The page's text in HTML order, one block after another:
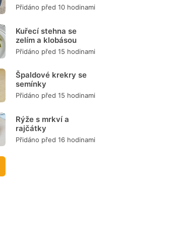
Přidáno před 10 hodinami
Kuřecí stehna se
zelím a klobásou
Přidáno před 15 hodinami
Špaldové krekry se
semínky
Přidáno před 15 hodinami
Rýže s mrkví a
rajčátky
Přidáno před 16 hodinami